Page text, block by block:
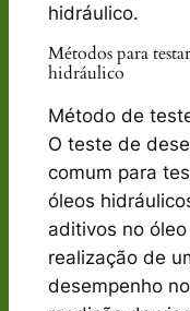
hidráulico.
Métodos para
hidráulico
Método de
O teste de
comum para
óleos
aditivos no
realização de
desempenho